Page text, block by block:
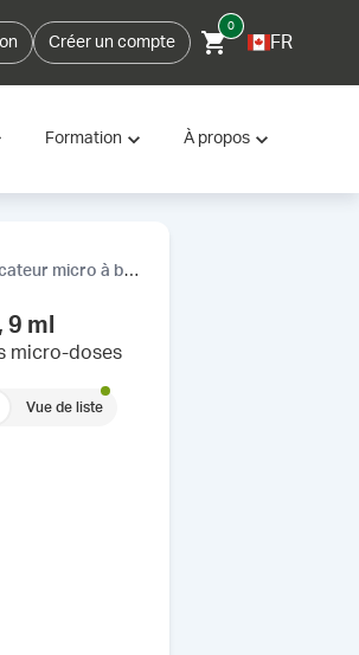
Créer un compte
0
FR
Formation À propos
doux, 0,05 ml/click, 9 ml
ml
micro-doses
Vue de liste